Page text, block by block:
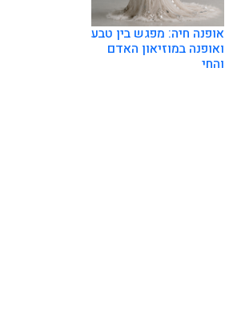
אופנה חיה: מפגש בין טבע
ואופנה במוזיאון האדם
והחי